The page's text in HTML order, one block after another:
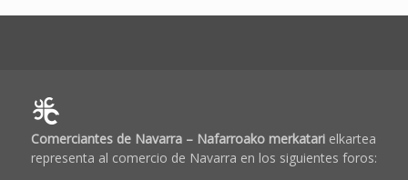
Comerciantes de Navarra – Nafarroako merkatarielkartea
representa al comercio de Navarra en los siguientes foros: